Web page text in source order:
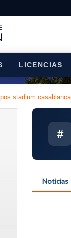
LICENCIAS
stadium casablanca
#
Noticias